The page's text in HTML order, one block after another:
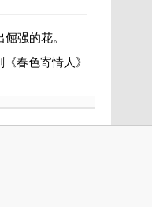
强的花。
《春色寄情人》